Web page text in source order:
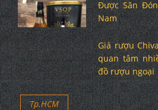
Được Săn
Nam
Giá rượu
quan tâm
đồ rượu ngoại
Tp.HCM